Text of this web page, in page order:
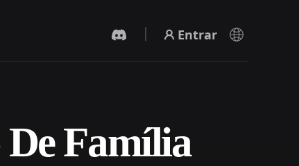
Entrar
Gerador De Vídeo IA
Crie vídeos a partir de texto ou imagens com
IA.
Família